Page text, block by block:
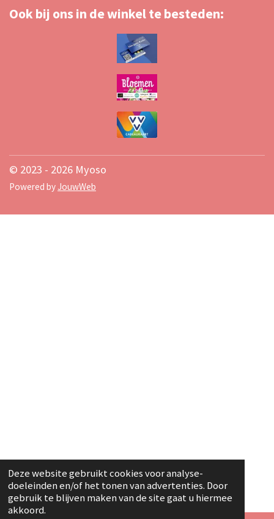
Deze website gebruikt cookies voor analyse-
doeleinden en/of het tonen van advertenties. Door
gebruik te blijven maken van de site gaat u hiermee
akkoord.
e
t
t
Ook bij ons in de winkel te besteden:
© 2023 - 2026 Myoso
Powered byJouwWeb